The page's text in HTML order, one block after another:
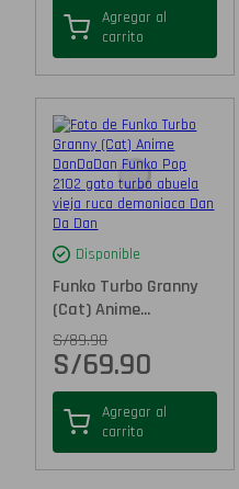
Agregar al
carrito
Disponible
Funko Turbo Granny
(Cat) Anime...
S/89.90
S/69.90
Agregar al
carrito